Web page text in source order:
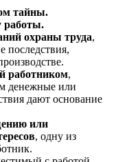
тайны.
работы.
охраны труда,
последствия,
работником,
денежные или
дают основание
или
, одну из